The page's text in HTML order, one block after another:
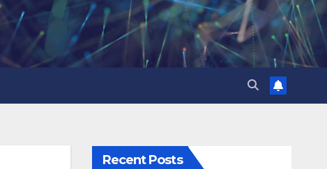
Recent Posts